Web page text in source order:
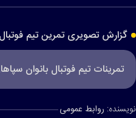
گزارش تصویری تمرین تیم
تمرینات تیم فوتبال بانوان
نویسنده: روابط عمومی